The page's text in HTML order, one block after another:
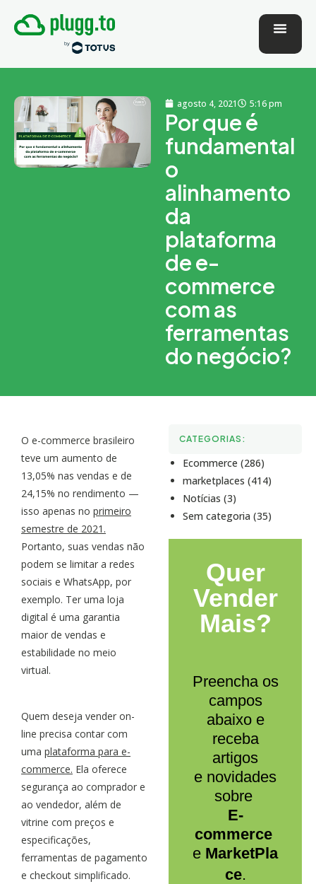
agosto 4, 2021 5:16 pm
Por que é
fundamental
o
alinhamento
da
plataforma
de e-
commerce
com as
ferramentas
do negócio?
O e-commerce brasileiro
teve um aumento de
13,05% nas vendas e de
24,15% no rendimento —
isso apenas no primeiro
semestre de 2021.
Portanto, suas vendas não
podem se limitar a redes
sociais e WhatsApp, por
exemplo. Ter uma loja
digital é uma garantia
maior de vendas e
estabilidade no meio
virtual.
Quem deseja vender on-
line precisa contar com
uma plataforma para e-
commerce. Ela oferece
segurança ao comprador e
ao vendedor, além de
vitrine com preços e
especificações,
ferramentas de pagamento
e checkout simplificado.
CATEGORIAS:
Ecommerce (286)
marketplaces (414)
Notícias (3)
Sem categoria (35)
Quer
Vender
Mais?
Preencha os
campos
abaixo e
receba
artigos
e novidades
sobre
E-
commerce
e MarketPla
ce.